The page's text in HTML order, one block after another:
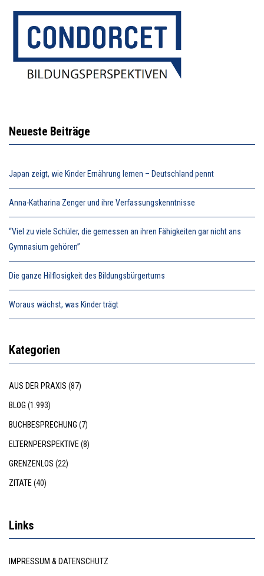
Neueste Beiträge
Japan zeigt, wie Kinder Ernährung lernen – Deutschland pennt
Anna-Katharina Zenger und ihre Verfassungskenntnisse
“Viel zu viele Schüler, die gemessen an ihren Fähigkeiten gar nicht ans
Gymnasium gehören”
Die ganze Hilflosigkeit des Bildungsbürgertums
Woraus wächst, was Kinder trägt
Kategorien
AUS DER PRAXIS (87)
BLOG (1.993)
BUCHBESPRECHUNG (7)
ELTERNPERSPEKTIVE(8)
GRENZENLOS (22)
ZITATE(40)
Links
IMPRESSUM & DATENSCHUTZ